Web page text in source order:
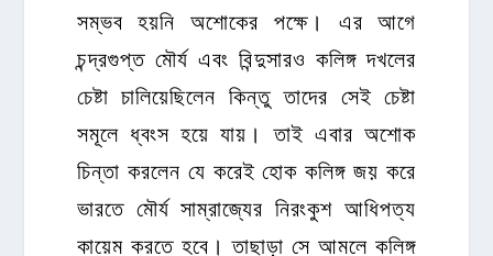
সম্ভব হয়নি অশোকের পক্ষে। এর আগে
চন্দ্রগুপ্ত মৌর্য এবং বিন্দুসারও কলিঙ্গ দখলের
চেষ্টা চালিয়েছিলেন কিন্তু তাদের সেই চেষ্টা
সমূলে ধ্বংস হয়ে যায়। তাই এবার অশোক
চিন্তা করলেন যে করেই হোক কলিঙ্গ জয় করে
ভারতে মৌর্য সাম্রাজ্যের নিরংকুশ আধিপত্য
কায়েম করতে হবে। তাছাড়া সে আমলে কলিঙ্গ